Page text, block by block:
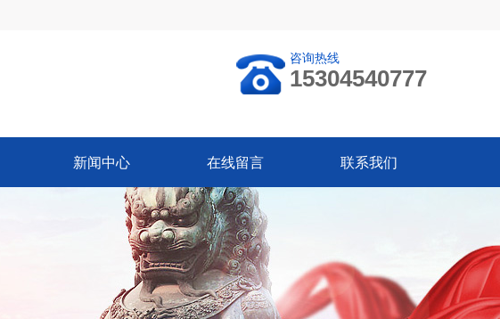
咨询热线
15304540777
新闻中心 在线留言 联系我们